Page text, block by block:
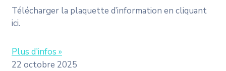
Télécharger la plaquette d’information en cliquant
ici.
Plus d'infos »
22 octobre 2025